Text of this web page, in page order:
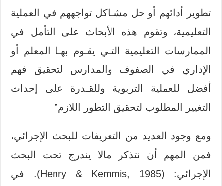
تطوير أدائهم أو حل مشـاكل تواجههم في العملية
التعليمية، وتقوم هذه الأبحاث على التأمل في
الممارسات التعليمية التـي يقـوم بهـا المعلم أو
الإداري في الصفوف والمدارس لتحقيق فهم
أفضل للعملية التربوية وللقـدرة على إحداث
التغيير المطلوب لتحقيق التطور اللازم”
ومع وجود العديد من التعريفات للبحث الإجرائي،
فمن المهم أن نتذكر مالا يندرج تحت البحث
الإجرائي: (Henry & Kemmis, 1985). في